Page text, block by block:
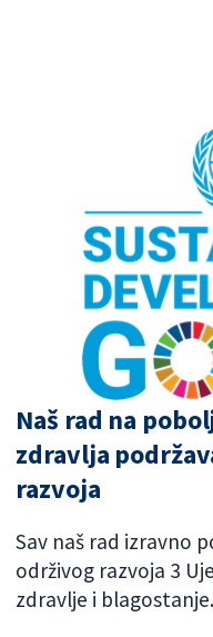
Naš rad na
zdravlja
razvoja
Sav naš rad izravno
održivog razvoja 3
zdravlje i blagostanje.